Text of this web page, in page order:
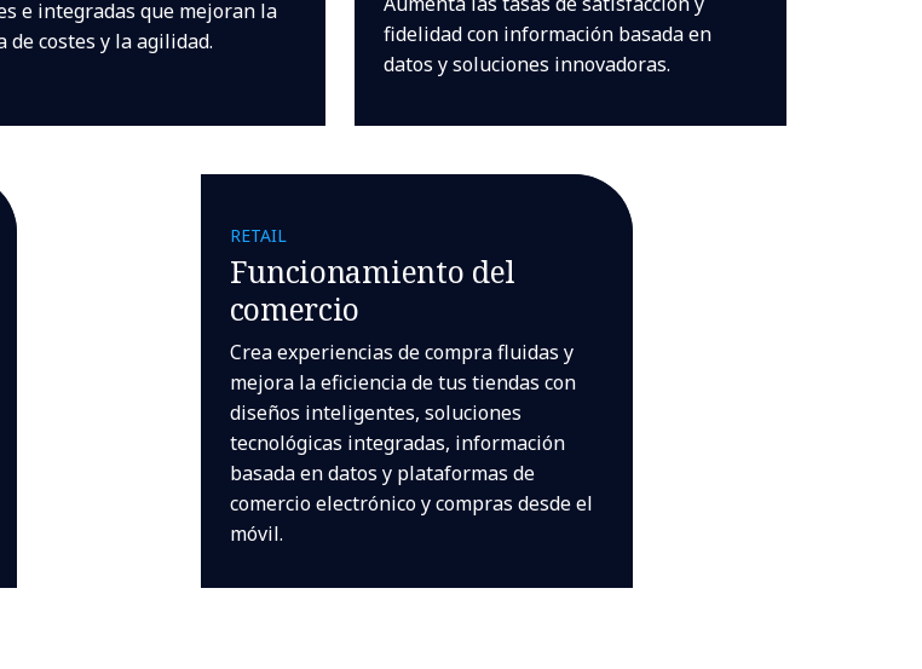
e integradas que mejoran la
de costes y la agilidad.
fidelidad con información basada en
datos y soluciones innovadoras.
RETAIL
Funcionamiento del
comercio
Crea experiencias de compra fluidas y
mejora la eficiencia de tus tiendas con
diseños inteligentes, soluciones
tecnológicas integradas, información
basada en datos y plataformas de
comercio electrónico y compras desde el
móvil.